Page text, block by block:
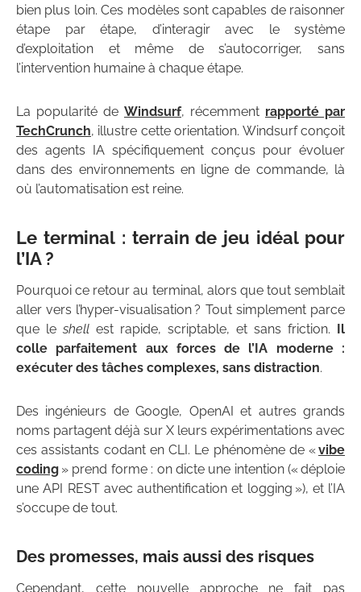
bien plus loin. Ces modèles sont capables de raisonner
étape par étape, d’interagir avec le système
d’exploitation et même de s’autocorriger, sans
l’intervention humaine à chaque étape.
La popularité de Windsurf, récemment rapporté par
TechCrunch, illustre cette orientation. Windsurf conçoit
des agents IA spécifiquement conçus pour évoluer
dans des environnements en ligne de commande, là
où l’automatisation est reine.
Le terminal : terrain de jeu idéal pour
l’IA ?
Pourquoi ce retour au terminal, alors que tout semblait
aller vers l’hyper-visualisation ? Tout simplement parce
que le shell est rapide, scriptable, et sans friction.
Il
colle parfaitement aux forces de l’IA moderne :
exécuter des tâches complexes, sans distraction.
Des ingénieurs de Google, OpenAI et autres grands
noms partagent déjà sur X leurs expérimentations avec
ces assistants codant en CLI. Le phénomène de «vibe
coding » prend forme : on dicte une intention (« déploie
une API REST avec authentification et logging »), et l’IA
s’occupe de tout.
Des promesses, mais aussi des risques
Cependant, cette nouvelle approche ne fait pas